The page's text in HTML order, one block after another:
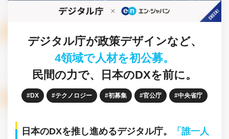
デジタル庁が政策デザインなど、
4領域で人材を初公募。
民間の力で、日本のDXを前に。
DX テクノロジー 初募集 官公庁 中央省庁
日本のDXを推し進めるデジタル庁。
「誰一人